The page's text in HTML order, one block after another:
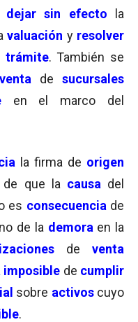
dejar sin efecto la
valuación y resolver
trámite. También se
venta desucursales
en el marco del
la firma de origen
de que la causa del
es consecuencia de
de la demora en la
deventa
imposible de cumplir
sobre activos cuyo
.